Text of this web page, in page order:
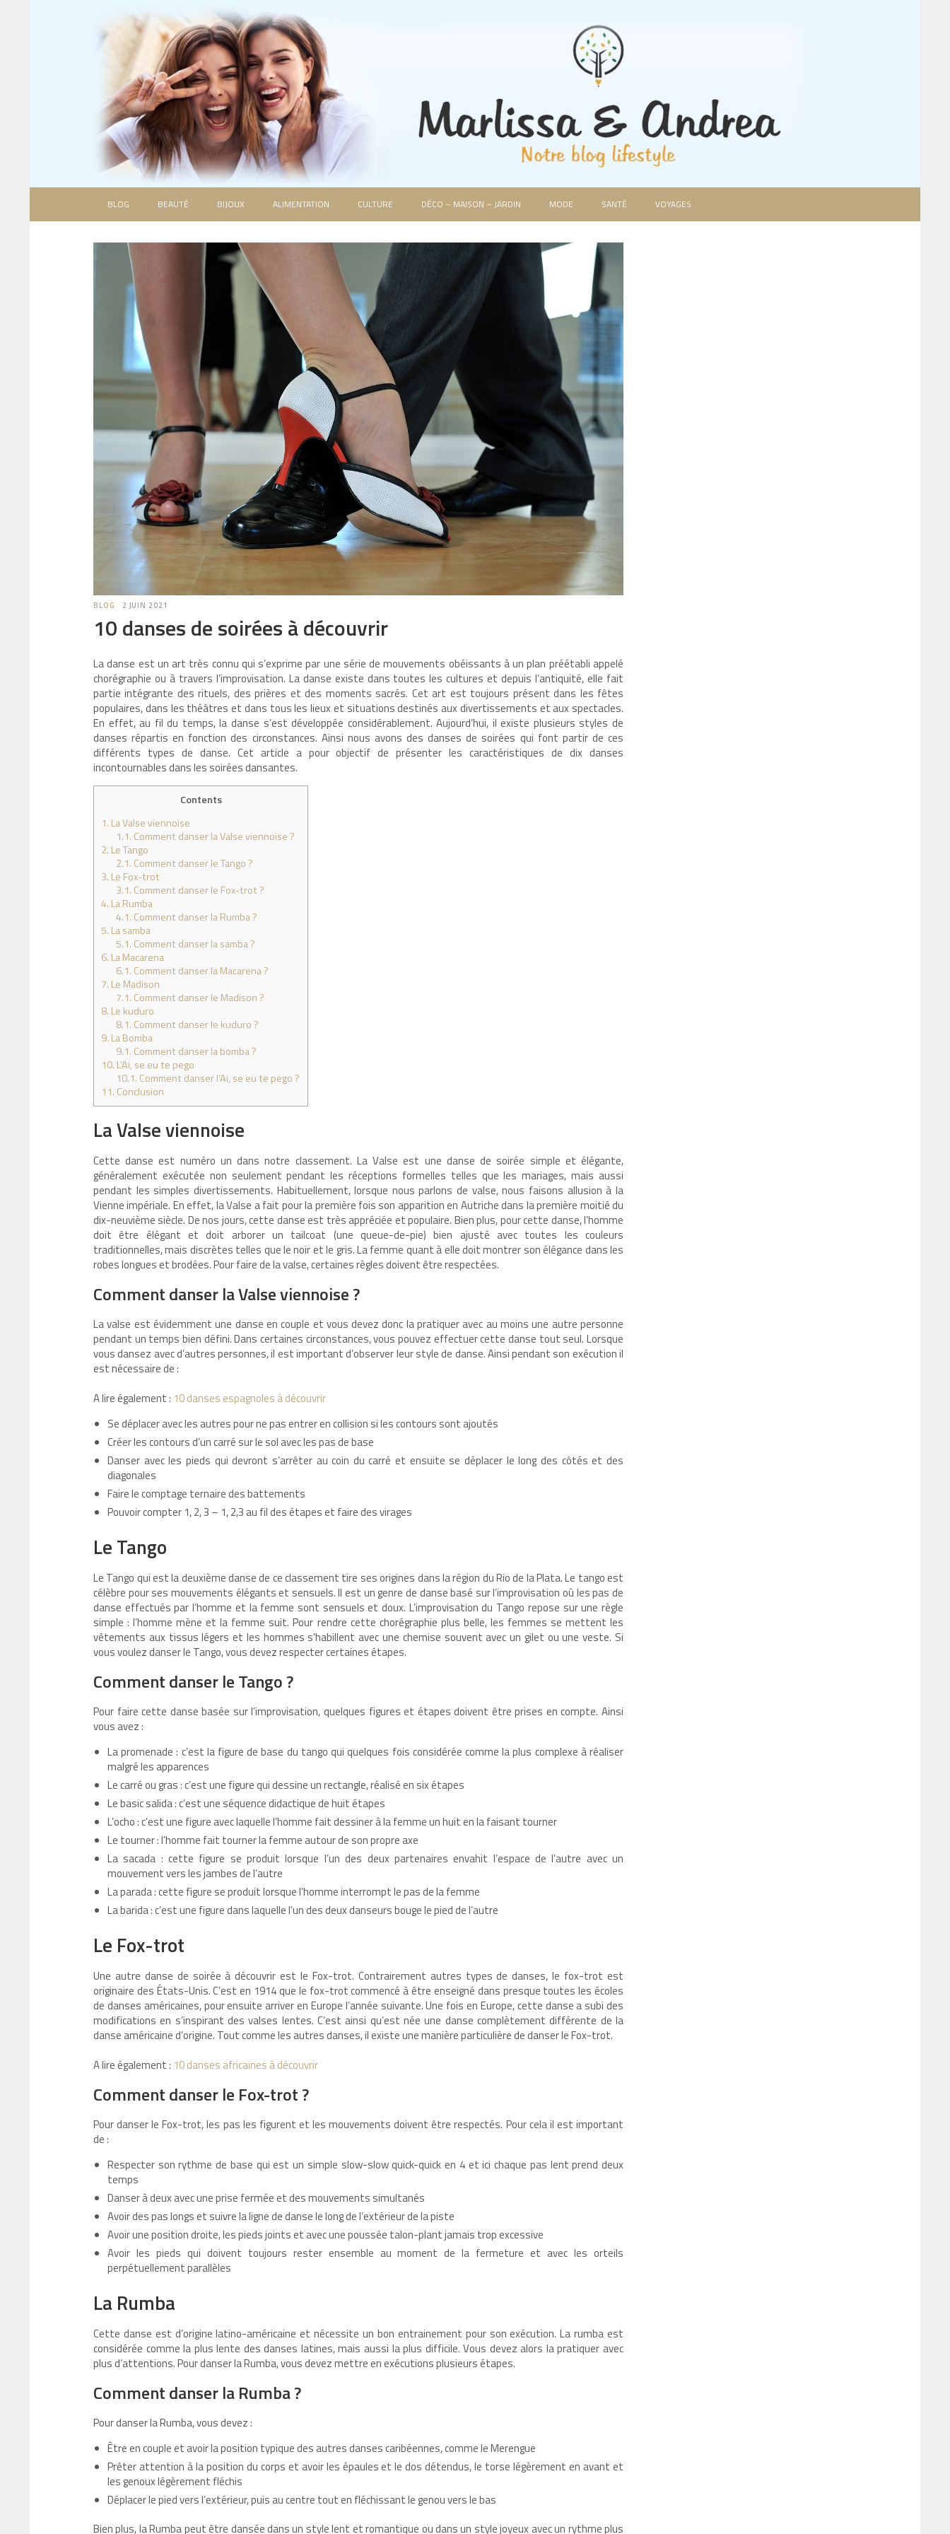
BLOG BEAUTÉ BIJOUX ALIMENTATION CULTURE DÉCO – MAISON – JARDIN MODE SANTÉ VOYAGES
BLOG 2 JUIN 2021
10 danses de soirées à découvrir
La danse est un art très connu qui s’exprime par une série de mouvements obéissants à un plan préétabli appelé
chorégraphie ou à travers l’improvisation. La danse existe dans toutes les cultures et depuis l’antiquité, elle fait
partie intégrante des rituels, des prières et des moments sacrés. Cet art est toujours présent dans les fêtes
populaires, dans les théâtres et dans tous les lieux et situations destinés aux divertissements et aux spectacles.
En effet, au fil du temps, la danse s’est développée considérablement. Aujourd’hui, il existe plusieurs styles de
danses répartis en fonction des circonstances. Ainsi nous avons des danses de soirées qui font partir de ces
différents types de danse. Cet article a pour objectif de présenter les caractéristiques de dix danses
incontournables dans les soirées dansantes.
Contents
1. La Valse viennoise
1.1. Comment danser la Valse viennoise ?
2. Le Tango
2.1. Comment danser le Tango ?
3. Le Fox-trot
3.1. Comment danser le Fox-trot ?
4. La Rumba
4.1. Comment danser la Rumba ?
5. La samba
5.1. Comment danser la samba ?
6. La Macarena
6.1. Comment danser la Macarena ?
7. Le Madison
7.1. Comment danser le Madison ?
8. Le kuduro
8.1. Comment danser le kuduro ?
9. La Bomba
9.1. Comment danser la bomba ?
10. L’Ai, se eu te pego
10.1. Comment danser l’Ai, se eu te pego ?
11. Conclusion
La Valse viennoise
Cette danse est numéro un dans notre classement. La Valse est une danse de soirée simple et élégante,
généralement exécutée non seulement pendant les réceptions formelles telles que les mariages, mais aussi
pendant les simples divertissements. Habituellement, lorsque nous parlons de valse, nous faisons allusion à la
Vienne impériale. En effet, la Valse a fait pour la première fois son apparition en Autriche dans la première moitié du
dix-neuvième siècle. De nos jours, cette danse est très appréciée et populaire. Bien plus, pour cette danse, l’homme
doit être élégant et doit arborer un tailcoat (une queue-de-pie) bien ajusté avec toutes les couleurs
traditionnelles, mais discrètes telles que le noir et le gris. La femme quant à elle doit montrer son élégance dans les
robes longues et brodées. Pour faire de la valse, certaines règles doivent être respectées.
Comment danser la Valse viennoise ?
La valse est évidemment une danse en couple et vous devez donc la pratiquer avec au moins une autre personne
pendant un temps bien défini. Dans certaines circonstances, vous pouvez effectuer cette danse tout seul. Lorsque
vous dansez avec d’autres personnes, il est important d’observer leur style de danse. Ainsi pendant son exécution il
est nécessaire de :
A lire également : 10 danses espagnoles à découvrir
Se déplacer avec les autres pour ne pas entrer en collision si les contours sont ajoutés
Créer les contours d’un carré sur le sol avec les pas de base
Danser avec les pieds qui devront s’arrêter au coin du carré et ensuite se déplacer le long des côtés et des
diagonales
Faire le comptage ternaire des battements
Pouvoir compter 1, 2, 3 – 1, 2,3 au fil des étapes et faire des virages
Le Tango
Le Tango qui est la deuxième danse de ce classement tire ses origines dans la région du Rio de la Plata. Le tango est
célèbre pour ses mouvements élégants et sensuels. Il est un genre de danse basé sur l’improvisation où les pas de
danse effectués par l’homme et la femme sont sensuels et doux. L’improvisation du Tango repose sur une règle
simple : l’homme mène et la femme suit. Pour rendre cette chorégraphie plus belle, les femmes se mettent les
vêtements aux tissus légers et les hommes s’habillent avec une chemise souvent avec un gilet ou une veste. Si
vous voulez danser le Tango, vous devez respecter certaines étapes.
Comment danser le Tango ?
Pour faire cette danse basée sur l’improvisation, quelques figures et étapes doivent être prises en compte. Ainsi
vous avez :
La promenade : c’est la figure de base du tango qui quelques fois considérée comme la plus complexe à réaliser
malgré les apparences
Le carré ou gras : c’est une figure qui dessine un rectangle, réalisé en six étapes
Le basic salida : c’est une séquence didactique de huit étapes
L’ocho : c’est une figure avec laquelle l’homme fait dessiner à la femme un huit en la faisant tourner
Le tourner : l’homme fait tourner la femme autour de son propre axe
La sacada : cette figure se produit lorsque l’un des deux partenaires envahit l’espace de l’autre avec un
mouvement vers les jambes de l’autre
La parada : cette figure se produit lorsque l’homme interrompt le pas de la femme
La barida : c’est une figure dans laquelle l’un des deux danseurs bouge le pied de l’autre
Le Fox-trot
Une autre danse de soirée à découvrir est le Fox-trot. Contrairement autres types de danses, le fox-trot est
originaire des États-Unis. C’est en 1914 que le fox-trot commencé à être enseigné dans presque toutes les écoles
de danses américaines, pour ensuite arriver en Europe l’année suivante. Une fois en Europe, cette danse a subi des
modifications en s’inspirant des valses lentes. C’est ainsi qu’est née une danse complètement différente de la
danse américaine d’origine. Tout comme les autres danses, il existe une manière particulière de danser le Fox-trot.
A lire également : 10 danses africaines à découvrir
Comment danser le Fox-trot ?
Pour danser le Fox-trot, les pas les figurent et les mouvements doivent être respectés. Pour cela il est important
de :
Respecter son rythme de base qui est un simple slow-slow quick-quick en 4 et ici chaque pas lent prend deux
temps
Danser à deux avec une prise fermée et des mouvements simultanés
Avoir des pas longs et suivre la ligne de danse le long de l’extérieur de la piste
Avoir une position droite, les pieds joints et avec une poussée talon-plant jamais trop excessive
Avoir les pieds qui doivent toujours rester ensemble au moment de la fermeture et avec les orteils
perpétuellement parallèles
La Rumba
Cette danse est d’origine latino-américaine et nécessite un bon entrainement pour son exécution. La rumba est
considérée comme la plus lente des danses latines, mais aussi la plus difficile. Vous devez alors la pratiquer avec
plus d’attentions. Pour danser la Rumba, vous devez mettre en exécutions plusieurs étapes.
Comment danser la Rumba ?
Pour danser la Rumba, vous devez :
Être en couple et avoir la position typique des autres danses caribéennes, comme le Merengue
Prêter attention à la position du corps et avoir les épaules et le dos détendus, le torse légèrement en avant et
les genoux légèrement fléchis
Déplacer le pied vers l’extérieur, puis au centre tout en fléchissant le genou vers le bas
Bien plus, la Rumba peut être dansée dans un style lent et romantique ou dans un style joyeux avec un rythme plus